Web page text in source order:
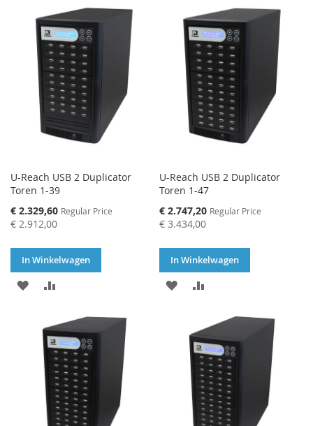
AAN
VERLANGLIJST
TE
VERGELIJKEN
AAN
VERLANGLIJST
TE
VERGELIJKEN
U-Reach USB 2 Duplicator
Toren 1-39
Special
Price
€ 2.329,60 Regular Price
€ 2.912,00
In Winkelwagen
VOEG
AAN
VERLANGLIJST
TE
VERGELIJKEN
U-Reach USB 2 Duplicator
Toren 1-47
Special
Price
€ 2.747,20 Regular Price
€ 3.434,00
In Winkelwagen
VOEG
AAN
VERLANGLIJST
TE
VERGELIJKEN